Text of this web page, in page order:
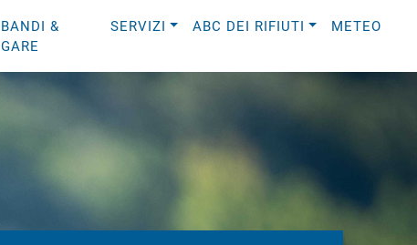
BANDI &
GARE
SERVIZI ABC DEI RIFIUTI METEO